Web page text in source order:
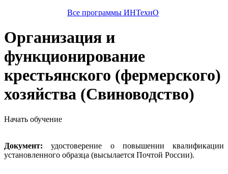
Все программы ИНТехнО
Организация и
функционирование
крестьянского (фермерского)
хозяйства (Свиноводство)
Начать обучение
Документ: удостоверение о повышении квалификации
установленного образца (высылается Почтой России).